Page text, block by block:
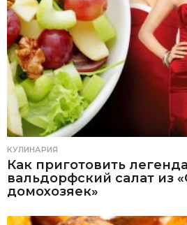
КУЛИНАРИЯ
Как приготовить
вальдорфский салат из
домохозяек»